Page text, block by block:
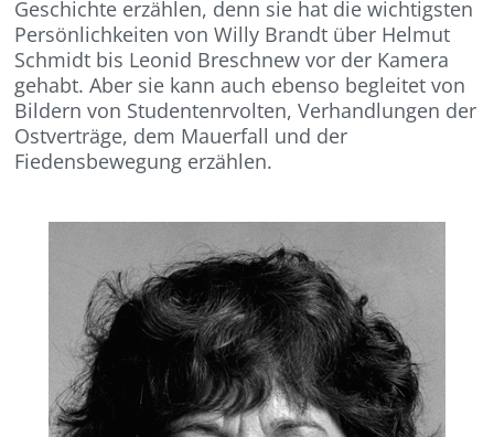
Geschichte erzählen, denn sie hat die wichtigsten
Persönlichkeiten von Willy Brandt über Helmut
Schmidt bis Leonid Breschnew vor der Kamera
gehabt. Aber sie kann auch ebenso begleitet von
Bildern von Studentenrvolten, Verhandlungen der
Ostverträge, dem Mauerfall und der
Fiedensbewegung erzählen.